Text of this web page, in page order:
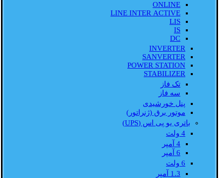
ONLINE
LINE INTER ACTIVE
LIS
IS
DC
INVERTER
SANVERTER
POWER STATION
STABILIZER
تک فاز
سه فاز
پنل خورشیدی
موتور برق (ژنراتور)
باتری یو پی اس (UPS)
4 ولت
4 آمپر
6 آمپر
6 ولت
1.3 آمپر